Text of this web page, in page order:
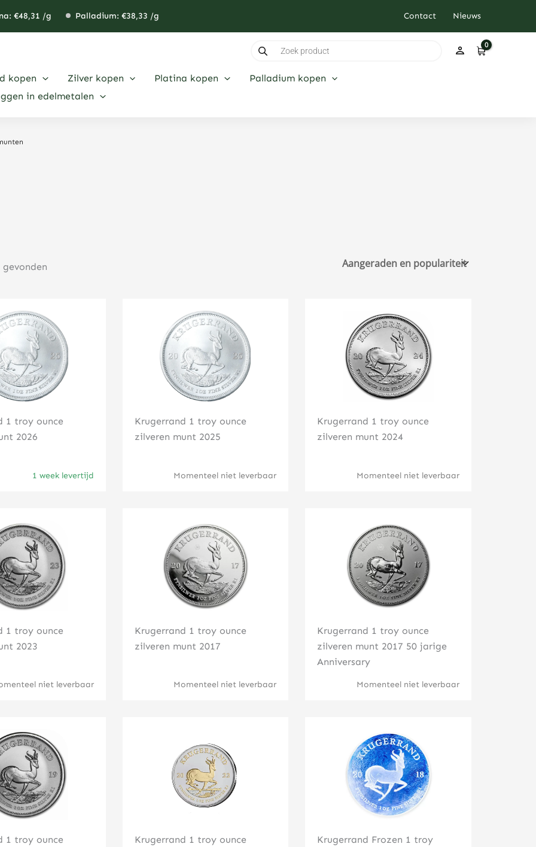
€48,31 /g Palladium: €38,33 /g Contact Nieuws
zoeken
kopen Zilver kopen Platina kopen
Palladium kopen
in edelmetalen
1 troy ounce
2026
1 week levertijd
Klik hier
Krugerrand 1 troy ounce
zilveren munt 2025
Momenteel niet leverbaar
Klik hier
Krugerrand 1 troy ounce
zilveren munt 2024
Momenteel niet leverbaar
Klik hier
1 troy ounce
2023
niet leverbaar
Klik hier
Krugerrand 1 troy ounce
zilveren munt 2017
Momenteel niet leverbaar
Klik hier
Krugerrand 1 troy ounce
zilveren munt 2017 50 jarige
Anniversary
Momenteel niet leverbaar
Klik hier
1 troy ounce
Klik hier
Krugerrand 1 troy ounce
Krugerrand Frozen 1 troy
Klik hier